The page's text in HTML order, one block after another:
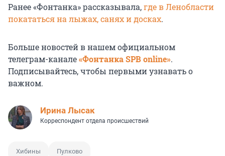
Ранее «Фонтанка» рассказывала,где в Ленобласти
покататься на лыжах, санях и досках.
Больше новостей в нашем официальном
телеграм-канале«Фонтанка SPB online».
Подписывайтесь, чтобы первыми узнавать о
важном.
Ирина Лысак
Корреспондент отдела происшествий
Хибины Пулково